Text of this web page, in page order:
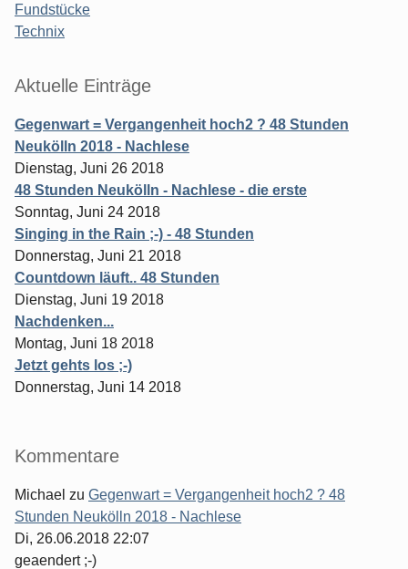
Fundstücke
Technix
Aktuelle Einträge
Gegenwart = Vergangenheit hoch2 ? 48 Stunden
Neukölln 2018 - Nachlese
Dienstag, Juni 26 2018
48 Stunden Neukölln - Nachlese - die erste
Sonntag, Juni 24 2018
Singing in the Rain ;-) - 48 Stunden
Donnerstag, Juni 21 2018
Countdown läuft.. 48 Stunden
Dienstag, Juni 19 2018
Nachdenken...
Montag, Juni 18 2018
Jetzt gehts los ;-)
Donnerstag, Juni 14 2018
Kommentare
Michael zu Gegenwart = Vergangenheit hoch2 ? 48
Stunden Neukölln 2018 - Nachlese
Di, 26.06.2018 22:07
geaendert ;-)